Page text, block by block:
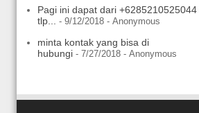
Pagi ini dapat dari +6285210525044
tlp...
- 9/12/2018 - Anonymous
minta kontak yang bisa di
hubungi - 7/27/2018 - Anonymous